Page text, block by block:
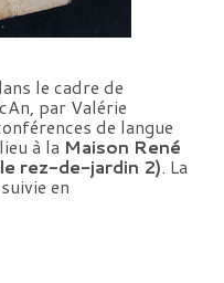
le cadre de
par Valérie
de langue
à la Maison René
rez-de-jardin 2). La
en